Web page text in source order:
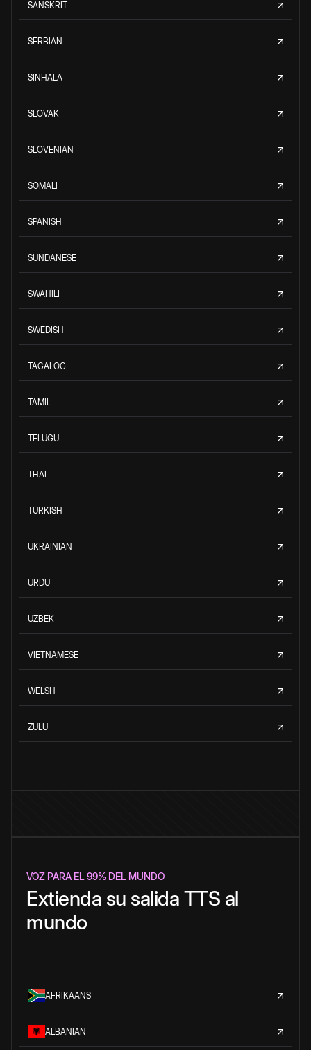
SANSKRIT
SERBIAN
SINHALA
SLOVAK
SLOVENIAN
SOMALI
SPANISH
SUNDANESE
SWAHILI
SWEDISH
TAGALOG
TAMIL
TELUGU
THAI
TURKISH
UKRAINIAN
URDU
UZBEK
VIETNAMESE
WELSH
ZULU
VOZ PARA EL 99% DEL MUNDO
Extienda su salida TTS al
mundo
AFRIKAANS
ALBANIAN